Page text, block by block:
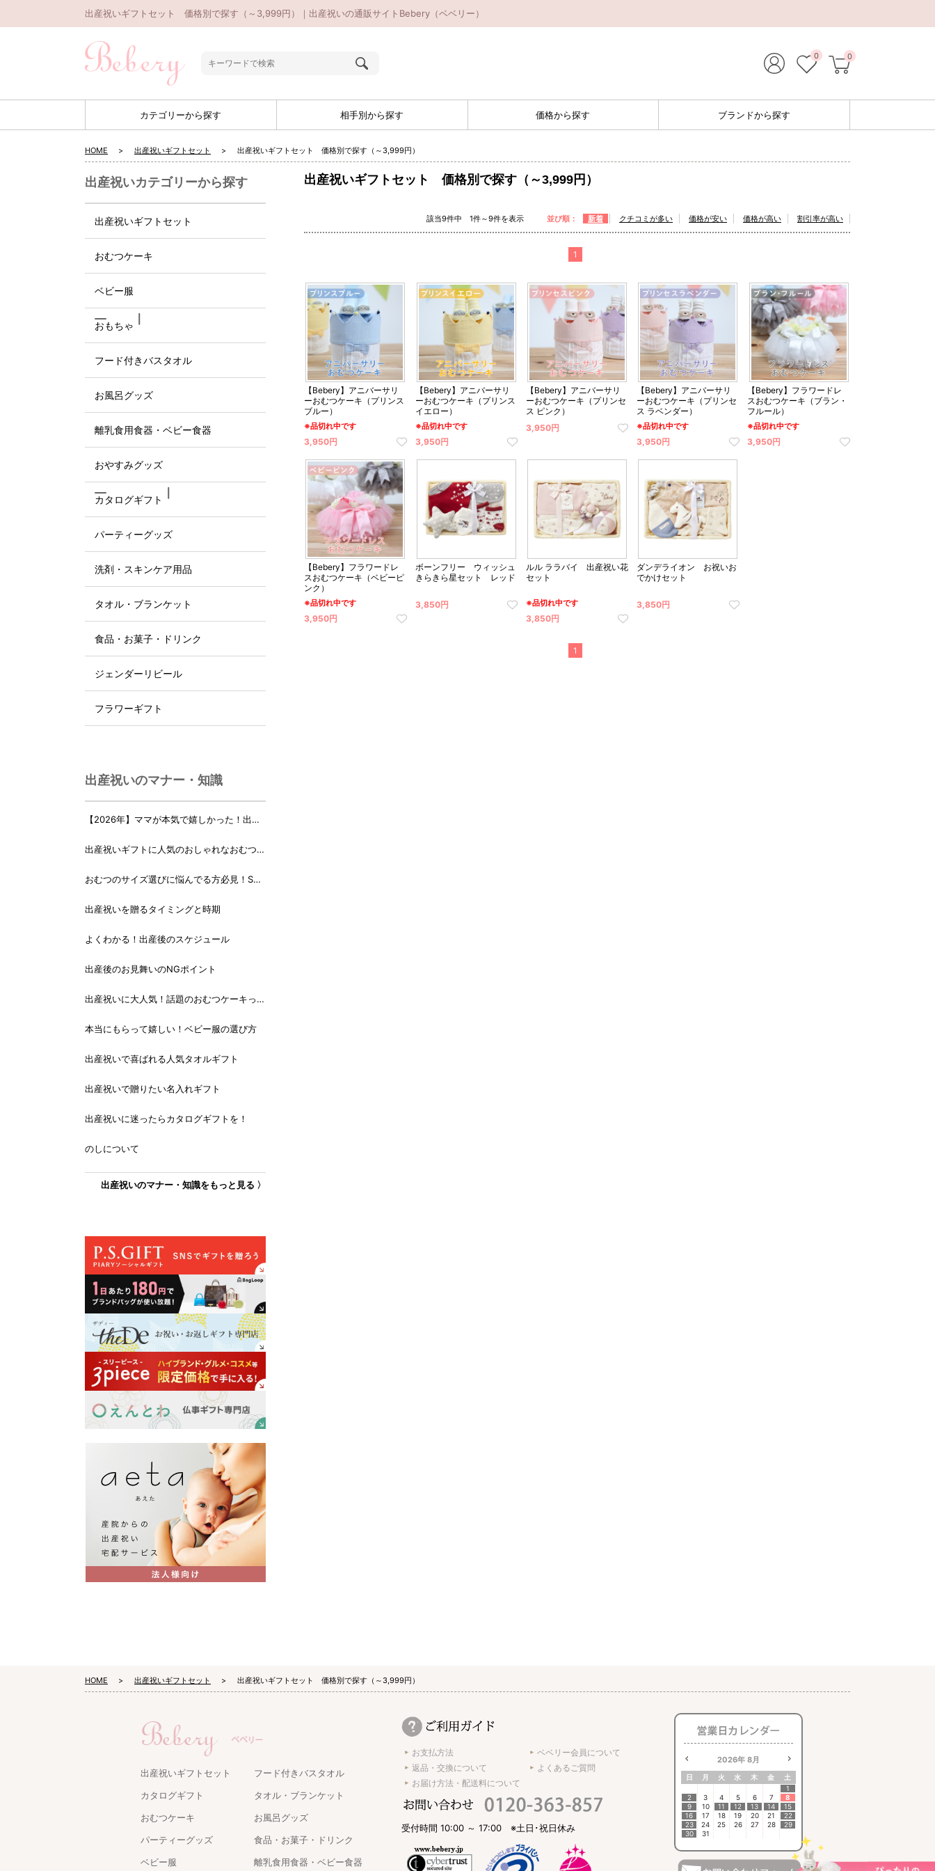
出産祝いギフトセット 価格別で探す（～3,999円）｜出産祝いの通販サイトBebery（ベベリー）
0 0
カテゴリーから探す 相手別から探す 価格から探す ブランドから探す
HOME 出産祝いギフトセット 出産祝いギフトセット 価格別で探す（～3,999円）
出産祝いギフトセット 価格別で探す（～3,999円）
該当9件中 1件～9件を表示 並び順： 新着 クチコミが多い 価格が安い 価格が高い 割引率が高い
1
【Bebery】アニバーサリ
ーおむつケーキ（プリンス
ブルー）
※品切れ中です
3,950円
【Bebery】アニバーサリ
ーおむつケーキ（プリンス
イエロー）
※品切れ中です
3,950円
【Bebery】アニバーサリ
ーおむつケーキ（プリンセ
ス ピンク）
3,950円
【Bebery】アニバーサリ
ーおむつケーキ（プリンセ
ス ラベンダー）
※品切れ中です
3,950円
【Bebery】フラワードレ
スおむつケーキ（ブラン・
フルール）
※品切れ中です
3,950円
【Bebery】フラワードレ
スおむつケーキ（ベビーピ
ンク）
※品切れ中です
3,950円
ボーンフリー ウィッシュ
きらきら星セット レッド
3,850円
ルル ララバイ 出産祝い花
セット
※品切れ中です
3,850円
ダンデライオン お祝いお
でかけセット
3,850円
1
出産祝いカテゴリーから探す
出産祝いギフトセット
おむつケーキ
ベビー服
おもちゃ
フード付きバスタオル
お風呂グッズ
離乳食用食器・ベビー食器
おやすみグッズ
カタログギフト
パーティーグッズ
洗剤・スキンケア用品
タオル・ブランケット
食品・お菓子・ドリンク
ジェンダーリビール
フラワーギフト
出産祝いのマナー・知識
【2026年】ママが本気で嬉しかった！出産
出産祝いギフトに人気のおしゃれなおむつケ
おむつのサイズ選びに悩んでる方必見！Sサ
出産祝いを贈るタイミングと時期
よくわかる！出産後のスケジュール
出産後のお見舞いのNGポイント
出産祝いに大人気！話題のおむつケーキっ
本当にもらって嬉しい！ベビー服の選び方
出産祝いで喜ばれる人気タオルギフト
出産祝いで贈りたい名入れギフト
出産祝いに迷ったらカタログギフトを！
のしについて
出産祝いのマナー・知識をもっと見る 〉
HOME 出産祝いギフトセット 出産祝いギフトセット 価格別で探す（～3,999円）
出産祝いギフトセット
フード付きバスタオル
カタログギフト
タオル・ブランケット
おむつケーキ
お風呂グッズ
パーティーグッズ
食品・お菓子・ドリンク
ベビー服
離乳食用食器・ベビー食器
お支払方法
返品・交換について
お届け方法・配送料について
ベベリー会員について
よくあるご質問
受付時間 10:00 ～ 17:00 ※土日･祝日休み
2026年 8月
日 月 火 水 木 金
土
1
2
3 4 5 6 7
8
9
10 11 12 13 14
15
16
17 18 19 20 21
22
23
24 25 26 27 28
29
30
31